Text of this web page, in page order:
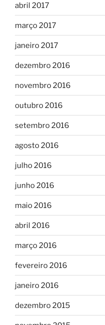
abril 2017
março 2017
janeiro 2017
dezembro 2016
novembro 2016
outubro 2016
setembro 2016
agosto 2016
julho 2016
junho 2016
maio 2016
abril 2016
março 2016
fevereiro 2016
janeiro 2016
dezembro 2015